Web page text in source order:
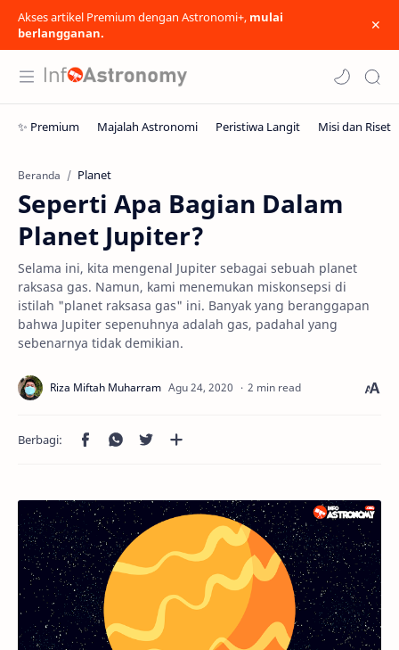
Akses artikel Premium dengan Astronomi+, mulai
berlangganan.
Beranda Planet
Seperti Apa Bagian Dalam
Planet Jupiter?
Selama ini, kita mengenal Jupiter sebagai sebuah planet
raksasa gas. Namun, kami menemukan miskonsepsi di
istilah "planet raksasa gas" ini. Banyak yang beranggapan
bahwa Jupiter sepenuhnya adalah gas, padahal yang
sebenarnya tidak demikian.
2 min read